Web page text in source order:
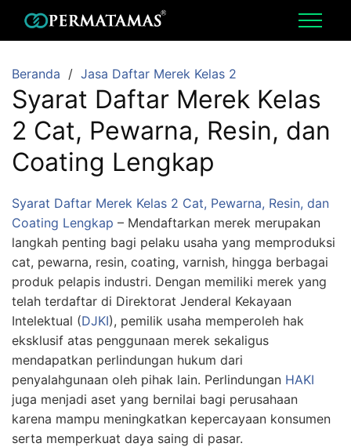
Beranda Jasa Daftar Merek Kelas 2
Syarat Daftar Merek Kelas
2 Cat, Pewarna, Resin, dan
Coating Lengkap
Syarat Daftar Merek Kelas 2 Cat, Pewarna, Resin, dan
Coating Lengkap – Mendaftarkan merek merupakan
langkah penting bagi pelaku usaha yang memproduksi
cat, pewarna, resin, coating, varnish, hingga berbagai
produk pelapis industri. Dengan memiliki merek yang
telah terdaftar di Direktorat Jenderal Kekayaan
Intelektual (DJKI), pemilik usaha memperoleh hak
eksklusif atas penggunaan merek sekaligus
mendapatkan perlindungan hukum dari
penyalahgunaan oleh pihak lain. Perlindungan HAKI
juga menjadi aset yang bernilai bagi perusahaan
karena mampu meningkatkan kepercayaan konsumen
serta memperkuat daya saing di pasar.